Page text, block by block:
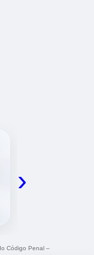
›
Código Penal –